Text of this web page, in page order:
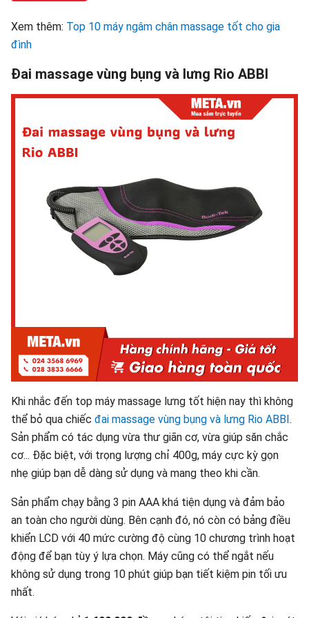
Xem thêm: Top 10 máy ngâm chân massage tốt cho gia
đình
Đai massage vùng bụng và lưng Rio ABBI
Khi nhắc đến top máy massage lưng tốt hiện nay thì không
thể bỏ qua chiếc đai massage vùng bụng và lưng Rio ABBI.
Sản phẩm có tác dụng vừa thư giãn cơ, vừa giúp săn chắc
cơ... Đặc biệt, với trọng lượng chỉ 400g, máy cực kỳ gọn
nhẹ giúp bạn dễ dàng sử dụng và mang theo khi cần.
Sản phẩm chạy bằng 3 pin AAA khá tiện dụng và đảm bảo
an toàn cho người dùng. Bên cạnh đó, nó còn có bảng điều
khiển LCD với 40 mức cường độ cùng 10 chương trình hoạt
động để bạn tùy ý lựa chọn. Máy cũng có thể ngắt nếu
không sử dụng trong 10 phút giúp bạn tiết kiệm pin tối ưu
nhất.